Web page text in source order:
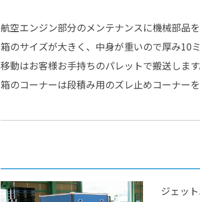
航空エンジン部分のメンテナンスに機械部品
箱のサイズが大きく、中身が重いので厚み10
移動はお客様お手持ちのパレットで搬送します
箱のコーナーは段積み用のズレ止めコーナーを
ジェッ